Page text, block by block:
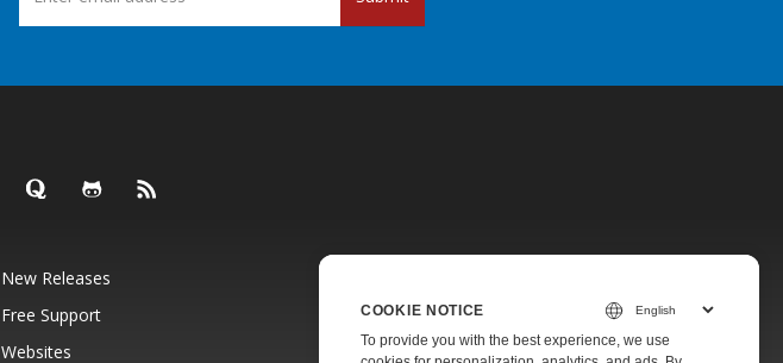
New Releases
Free Support
Paid Support
Websites About
COOKIE NOTICE
To provide you with the best experience, we use